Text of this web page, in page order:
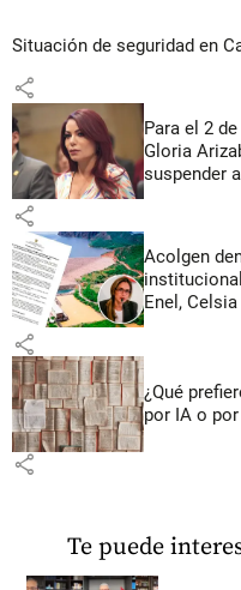
Situación de seguridad en
share
Para el 2
Gloria
suspender
share
Acolgen
Enel, Celsia
share
¿Qué
por IA o
share
Te puede